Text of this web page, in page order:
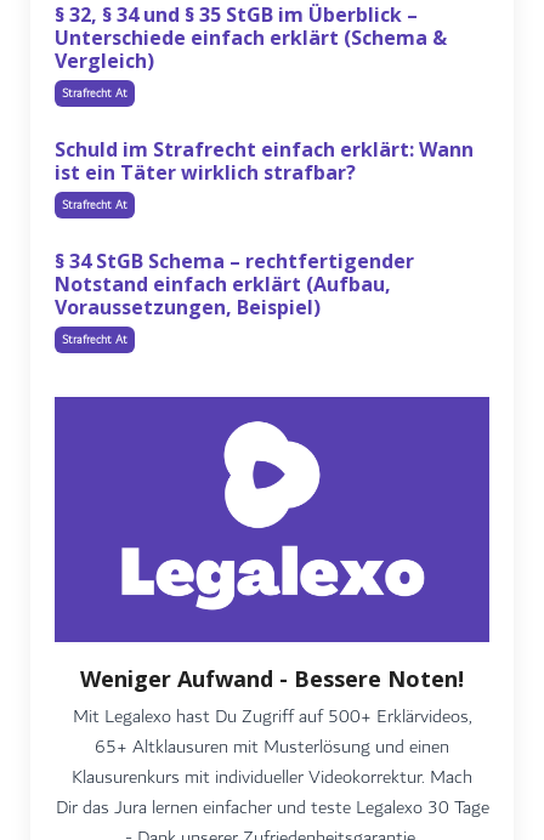
§ 32, § 34 und § 35 StGB im Überblick –
Unterschiede einfach erklärt (Schema &
Vergleich)
Strafrecht At
Schuld im Strafrecht einfach erklärt: Wann
ist ein Täter wirklich strafbar?
Strafrecht At
§ 34 StGB Schema – rechtfertigender
Notstand einfach erklärt (Aufbau,
Voraussetzungen, Beispiel)
Strafrecht At
Weniger Aufwand - Bessere Noten!
Mit Legalexo hast Du Zugriff auf 500+ Erklärvideos,
65+ Altklausuren mit Musterlösung und einen
Klausurenkurs mit individueller Videokorrektur. Mach
Dir das Jura lernen einfacher und teste Legalexo 30 Tage